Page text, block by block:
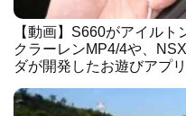
【動画】S660がアイル
クラーレンMP4/4や、
ダが開発したお遊びアプ